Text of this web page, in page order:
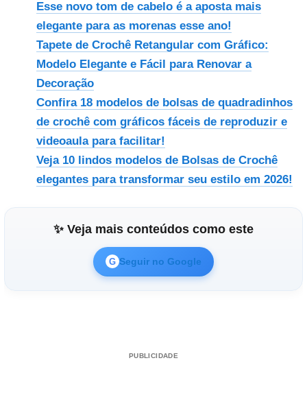
Esse novo tom de cabelo é a aposta mais
elegante para as morenas esse ano!
Tapete de Crochê Retangular com Gráfico:
Modelo Elegante e Fácil para Renovar a
Decoração
Confira 18 modelos de bolsas de quadradinhos
de crochê com gráficos fáceis de reproduzir e
videoaula para facilitar!
Veja 10 lindos modelos de Bolsas de Crochê
elegantes para transformar seu estilo em 2026!
✨ Veja mais conteúdos como este
G Seguir no Google
PUBLICIDADE